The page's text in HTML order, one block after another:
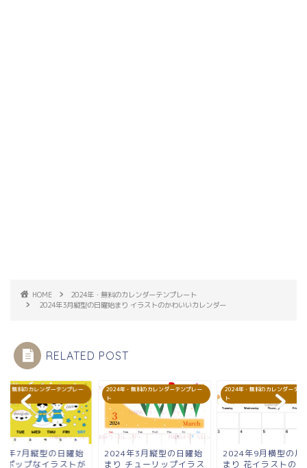
HOME
2024年・無料のカレンダーテンプレート
2024年3月縦型の日曜始まり イラストのかわいいカレンダー
RELATED POST
・無料のカレンダーテンプレー
年7月縦型の日曜始
ポップなイラストが
2024年・無料のカレンダーテンプレー
ト
2024年3月縦型の日曜始
まり チューリップイラス
2024年・無料のカレンダーテン
ト
2024年9月横型の月
まり 花イラストの